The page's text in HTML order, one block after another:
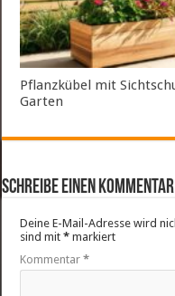
Pflanzkübel mit
Garten
Schreibe einen Kommentar
Deine E-Mail-Adresse wird
sind mit* markiert
Kommentar*